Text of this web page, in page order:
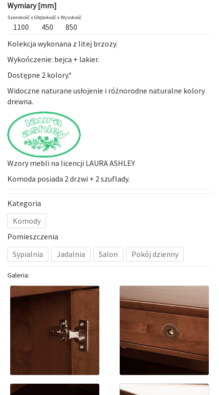
Wymiary [mm]
Szerokość xGłębokość xWysokość
1100 450
850
Kolekcja wykonana z litej brzozy.
Wykończenie: bejca + lakier.
Dostępne 2 kolory.*
Widoczne naturane usłojenie i różnorodne naturalne kolory
drewna.
Wzory mebli na licencji LAURA ASHLEY
Komoda posiada 2 drzwi + 2 szuflady.
Kategoria
Komody
Pomieszczenia
Sypialnia
Jadalnia Salon Pokój dzienny
Galeria: